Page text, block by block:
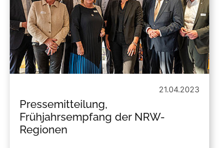
21.04.2023
Pressemitteilung,
Frühjahrsempfang der NRW-
Regionen